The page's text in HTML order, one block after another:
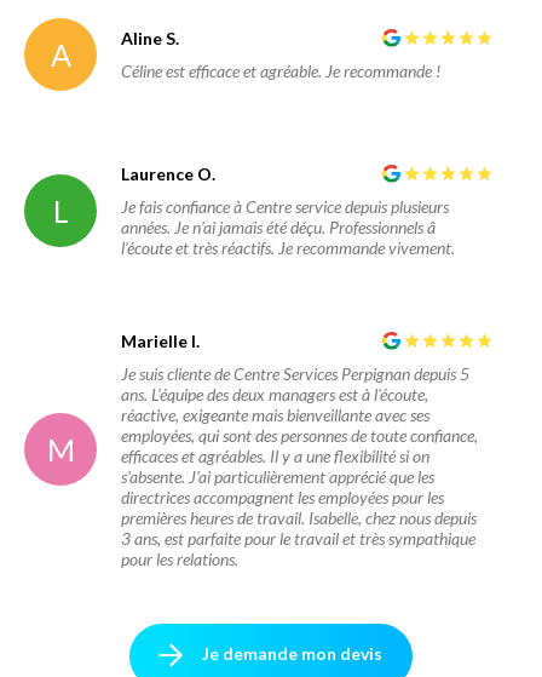
A
Aline S.
Céline est efficace et agréable. Je recommande !
L
Laurence O.
Je fais confiance à Centre service depuis plusieurs
années. Je n’ai jamais été déçu. Professionnels â
l’écoute et très réactifs. Je recommande vivement.
M
Marielle I.
Je suis cliente de Centre Services Perpignan depuis 5
ans. L'équipe des deux managers est à l'écoute,
réactive, exigeante mais bienveillante avec ses
employées, qui sont des personnes de toute confiance,
efficaces et agréables. Il y a une flexibilité si on
s'absente. J'ai particulièrement apprécié que les
directrices accompagnent les employées pour les
premières heures de travail. Isabelle, chez nous depuis
3 ans, est parfaite pour le travail et très sympathique
pour les relations.
Je demande mon devis